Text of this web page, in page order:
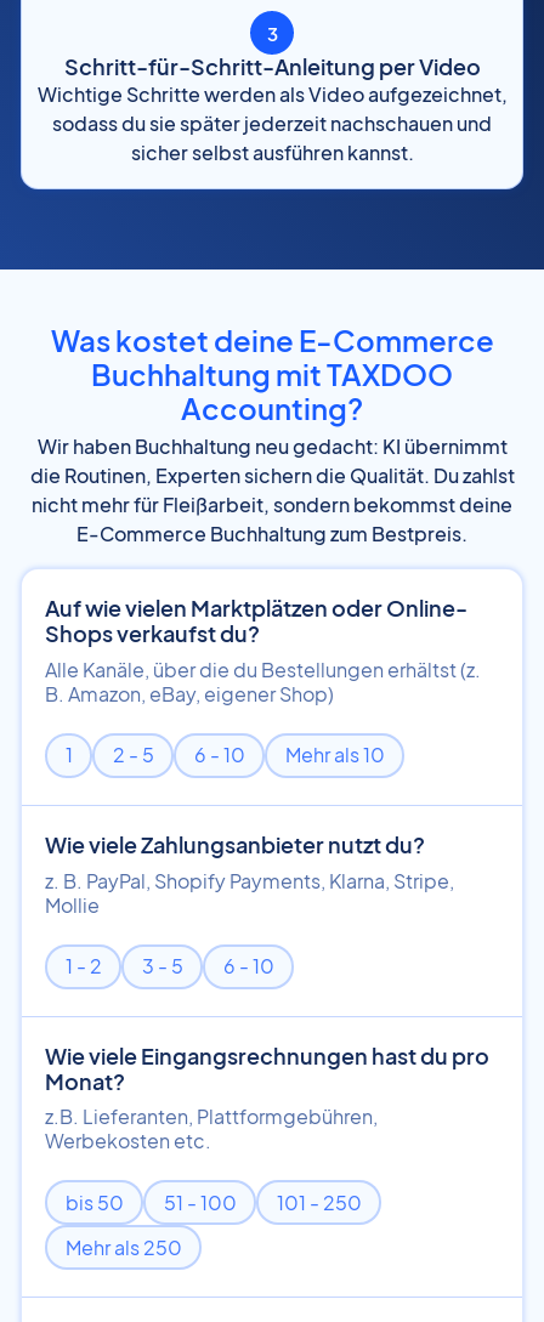
3
Schritt-für-Schritt-Anleitung per Video
Wichtige Schritte werden als Video aufgezeichnet,
sodass du sie später jederzeit nachschauen und
sicher selbst ausführen kannst.
Was kostet deine E-Commerce
Buchhaltung mit TAXDOO
Accounting?
Wir haben Buchhaltung neu gedacht: KI übernimmt
die Routinen, Experten sichern die Qualität. Du zahlst
nicht mehr für Fleißarbeit, sondern bekommst deine
E-Commerce Buchhaltung zum Bestpreis.
Auf wie vielen Marktplätzen oder Online-
Shops verkaufst du?
Alle Kanäle, über die du Bestellungen erhältst (z.
B. Amazon, eBay, eigener Shop)
1 2 - 5 6 - 10 Mehr als 10
Wie viele Zahlungsanbieter nutzt du?
z. B. PayPal, Shopify Payments, Klarna, Stripe,
Mollie
1 - 2 3 - 5 6 - 10
Wie viele Eingangsrechnungen hast du pro
Monat?
z.B. Lieferanten, Plattformgebühren,
Werbekosten etc.
bis 50 51 - 100
101 - 250
Mehr als 250